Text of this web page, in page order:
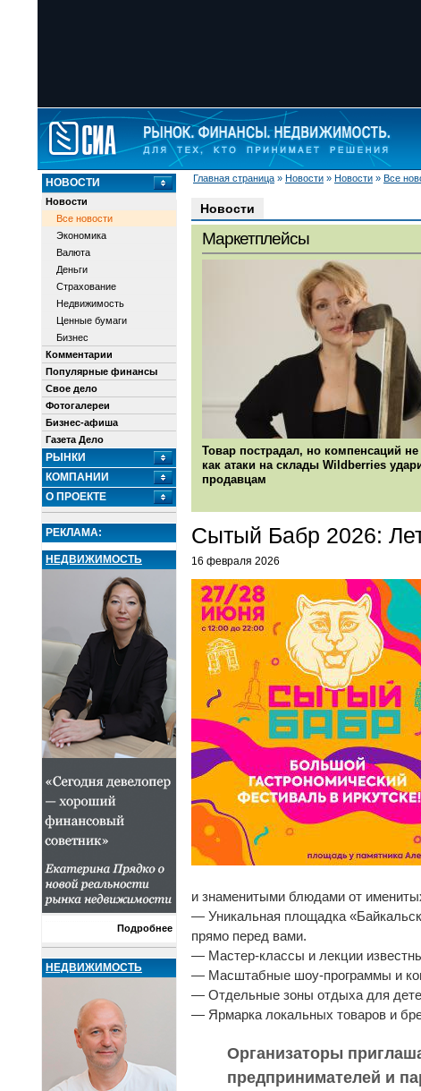
Главная страница » Новости » Новости » Все
НОВОСТИ
Новости
Все новости
Экономика
Валюта
Деньги
Страхование
Недвижимость
Ценные бумаги
Бизнес
Комментарии
Популярные финансы
Свое дело
Фотогалереи
Бизнес-афиша
Газета Дело
РЫНКИ
КОМПАНИИ
О ПРОЕКТЕ
РЕКЛАМА:
НЕДВИЖИМОСТЬ
Подробнее
НЕДВИЖИМОСТЬ
Новости
Маркетплейсы
Товар пострадал, но компенсаций не
как атаки на склады Wildberries
продавцам
Сытый Бабр 2026:
16 февраля 2026
и знаменитыми блюдами от
— Уникальная площадка
прямо перед вами.
— Мастер-классы и лекции
— Масштабные шоу-программы и
— Отдельные зоны отдыха для
— Ярмарка локальных товаров и
Организаторы
предпринимателей и